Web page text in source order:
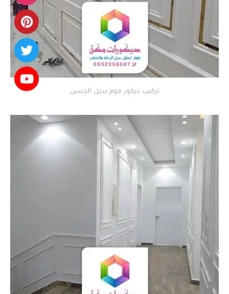
تركيب ديكور فوم بديل الجبس